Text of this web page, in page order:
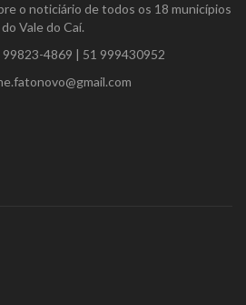
o noticiário de todos os 18 municípios
do Vale do Caí.
99823-4869 | 51 999430952